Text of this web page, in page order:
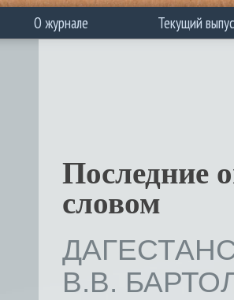
О журнале Текущий
Последние
словом
В.В.